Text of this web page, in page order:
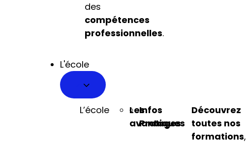
des
compétences
professionnelles.
L'école
L’école
Les
avantages
Infos
Pratiques
Découvrez
toutes nos
formations,